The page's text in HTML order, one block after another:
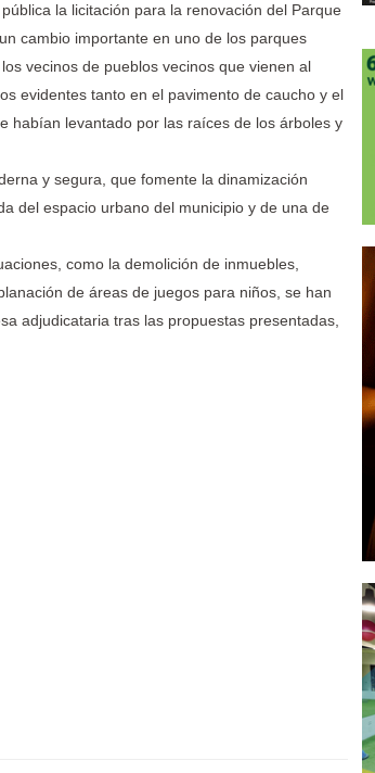
la licitación para la renovación del Parque
cambio importante en uno de los parques
vecinos de pueblos vecinos que vienen al
evidentes tanto en el pavimento de caucho y el
habían levantado por las raíces de los árboles y
y segura, que fomente la dinamización
del espacio urbano del municipio y de una de
como la demolición de inmuebles,
de áreas de juegos para niños, se han
adjudicataria tras las propuestas presentadas,